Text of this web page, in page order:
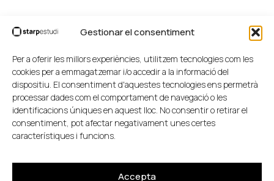
Gestionar el consentiment
Per a oferir les millors experiències, utilitzem tecnologies com les
cookies per a emmagatzemar i/o accedir a la informació del
dispositiu. El consentiment d'aquestes tecnologies ens permetrà
processar dades com el comportament de navegació o les
identificacions úniques en aquest lloc. No consentir o retirar el
consentiment, pot afectar negativament unes certes
característiques i funcions.
Accepta